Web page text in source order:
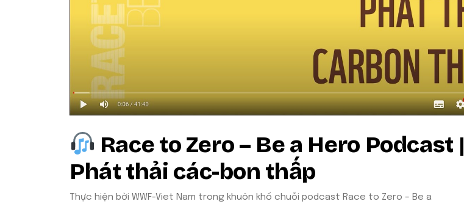
Race to Zero – Be a Hero Podcast |
Phát thải các-bon thấp
Thực hiện bởi WWF-Viet Nam trong khuôn khổ chuỗi podcast Race to Zero – Be a